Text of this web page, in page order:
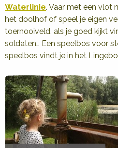
Waterlinie. Vaar met een vlot
het doolhof of speel je eigen
toernooiveld, als je goed kijkt
soldaten… Een speelbos voor
speelbos vindt je in het